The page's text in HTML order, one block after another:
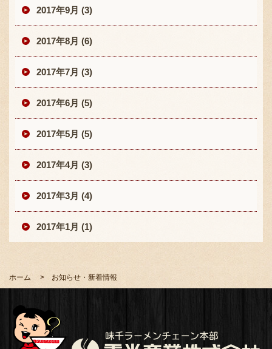
2017年9月 (3)
2017年8月 (6)
2017年7月 (3)
2017年6月 (5)
2017年5月 (5)
2017年4月 (3)
2017年3月 (4)
2017年1月 (1)
ホーム お知らせ・新着情報